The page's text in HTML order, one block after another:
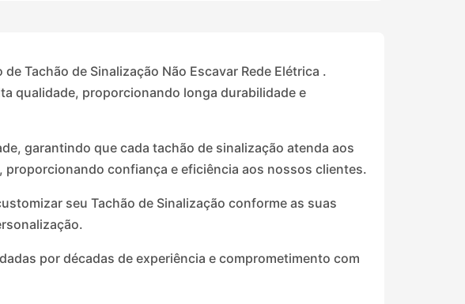
Tachão de Sinalização Não Escavar Rede Elétrica .
qualidade, proporcionando longa durabilidade e
garantindo que cada tachão de sinalização atenda aos
confiança e eficiência aos nossos clientes.
seu Tachão de Sinalização conforme as suas
por décadas de experiência e comprometimento com